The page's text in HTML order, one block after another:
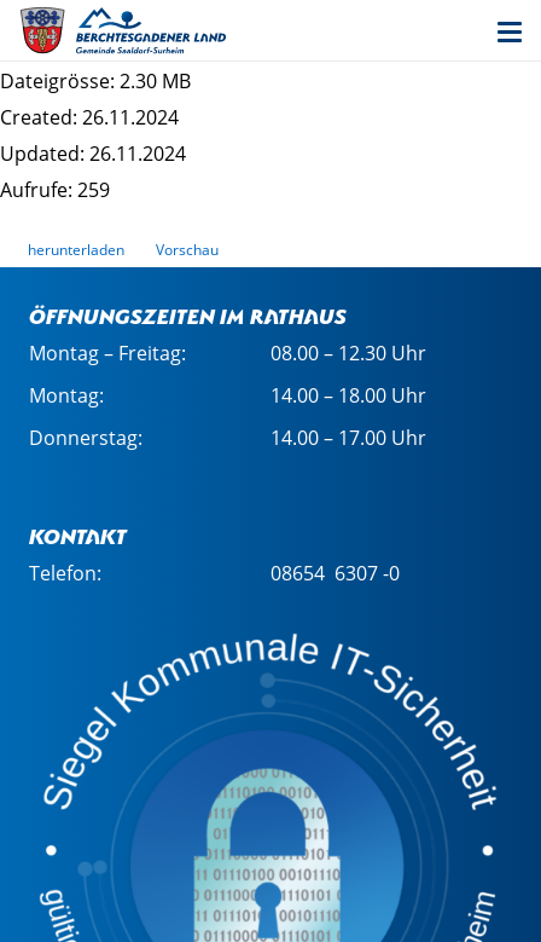
Entwurf 2. Änderung des Bebauungsplans
Schrankbaum III - Begründung
Dateigrösse: 2.30 MB
Created: 26.11.2024
Updated: 26.11.2024
Aufrufe: 259
herunterladen Vorschau
Öffnungszeiten im Rathaus
Montag – Freitag:
08.00 – 12.30 Uhr
Montag:
14.00 – 18.00 Uhr
Donnerstag:
14.00 – 17.00 Uhr
Kontakt
Telefon: 08654 6307 -0